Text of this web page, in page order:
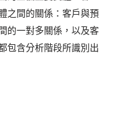
之間的關係：客戶與預
的一對多關係，以及客
包含分析階段所識別出